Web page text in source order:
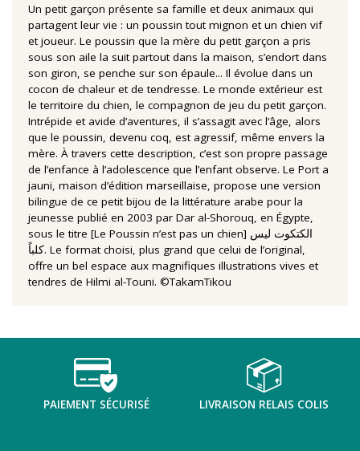
Un petit garçon présente sa famille et deux animaux qui
partagent leur vie : un poussin tout mignon et un chien vif
et joueur. Le poussin que la mère du petit garçon a pris
sous son aile la suit partout dans la maison, s’endort dans
son giron, se penche sur son épaule... Il évolue dans un
cocon de chaleur et de tendresse. Le monde extérieur est
le territoire du chien, le compagnon de jeu du petit garçon.
Intrépide et avide d’aventures, il s’assagit avec l’âge, alors
que le poussin, devenu coq, est agressif, même envers la
mère. À travers cette description, c’est son propre passage
de l’enfance à l’adolescence que l’enfant observe. Le Port a
jauni, maison d’édition marseillaise, propose une version
bilingue de ce petit bijou de la littérature arabe pour la
jeunesse publié en 2003 par Dar al-Shorouq, en Égypte,
sous le titre [Le Poussin n’est pas un chien] الكتكوت ليس
كلباً. Le format choisi, plus grand que celui de l’original,
offre un bel espace aux magnifiques illustrations vives et
tendres de Hilmi al-Touni. ©TakamTikou
PAIEMENT SÉCURISÉ LIVRAISON RELAIS COLIS